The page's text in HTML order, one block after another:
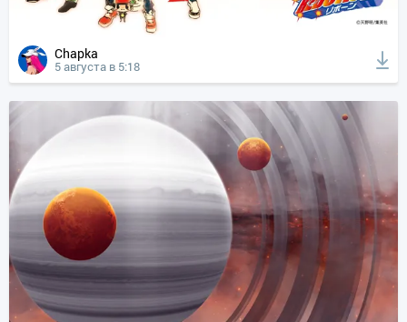
Chapka
5 августа в 5:18